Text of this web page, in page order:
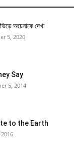
অচেনাকে দেখা
5, 2020
Say
5, 2014
to the Earth